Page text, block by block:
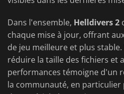
Dans l'ensemble, Helldivers 2
chaque mise à jour, offrant
de jeu meilleure et plus
réduire la taille des fichiers et
performances témoigne d'un
la communauté, en